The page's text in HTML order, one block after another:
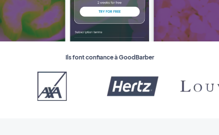
Ils font confiance à GoodBarber